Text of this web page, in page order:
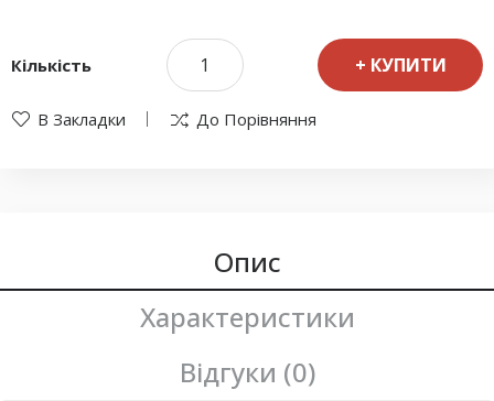
Кількість КУПИТИ
В Закладки До Порівняння
Опис
Характеристики
Відгуки (0)